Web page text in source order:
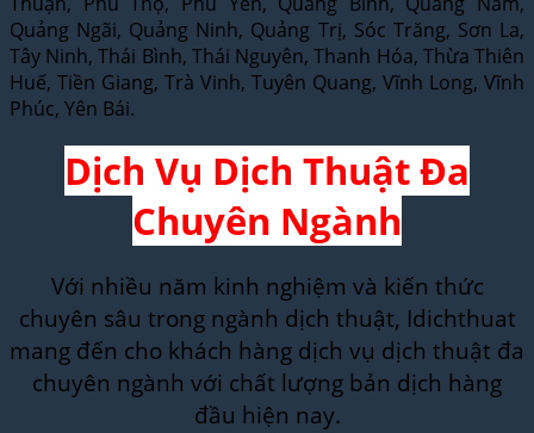
Quảng Ngãi, Quảng Ninh, Quảng Trị, Sóc Trăng, Sơn La,
Tây Ninh, Thái Bình, Thái Nguyên, Thanh Hóa, Thừa Thiên
Huế, Tiền Giang, Trà Vinh, Tuyên Quang, Vĩnh Long, Vĩnh
Phúc, Yên Bái.
Dịch Vụ Dịch Thuật Đa
Chuyên Ngành
Với nhiều năm kinh nghiệm và kiến thức
chuyên sâu trong ngành dịch thuật, Idichthuat
mang đến cho khách hàng dịch vụ dịch thuật đa
chuyên ngành với chất lượng bản dịch hàng
đầu hiện nay.